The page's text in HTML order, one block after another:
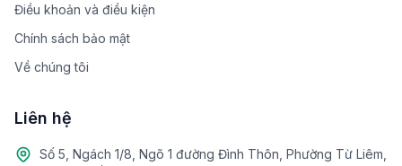
Điều khoản và điều kiện
Chính sách bảo mật
Về chúng tôi
Liên hệ
Số 5, Ngách 1/8, Ngõ 1 đường Đình Thôn, Phường Từ Liêm,